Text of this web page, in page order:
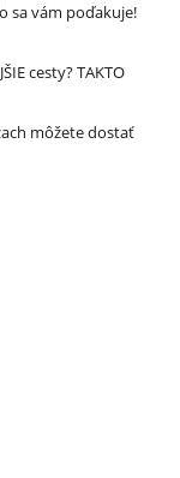
sa vám poďakuje!
cesty? TAKTO
môžete dostať